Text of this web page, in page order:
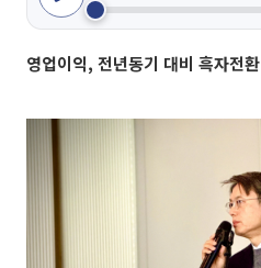
영업이익, 전년동기 대비 흑자전환